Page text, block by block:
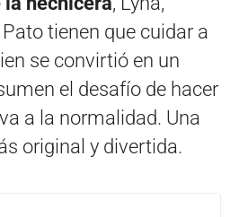
tienen que cuidar a
se convirtió en un
el desafío de hacer
a la normalidad. Una
original y divertida.